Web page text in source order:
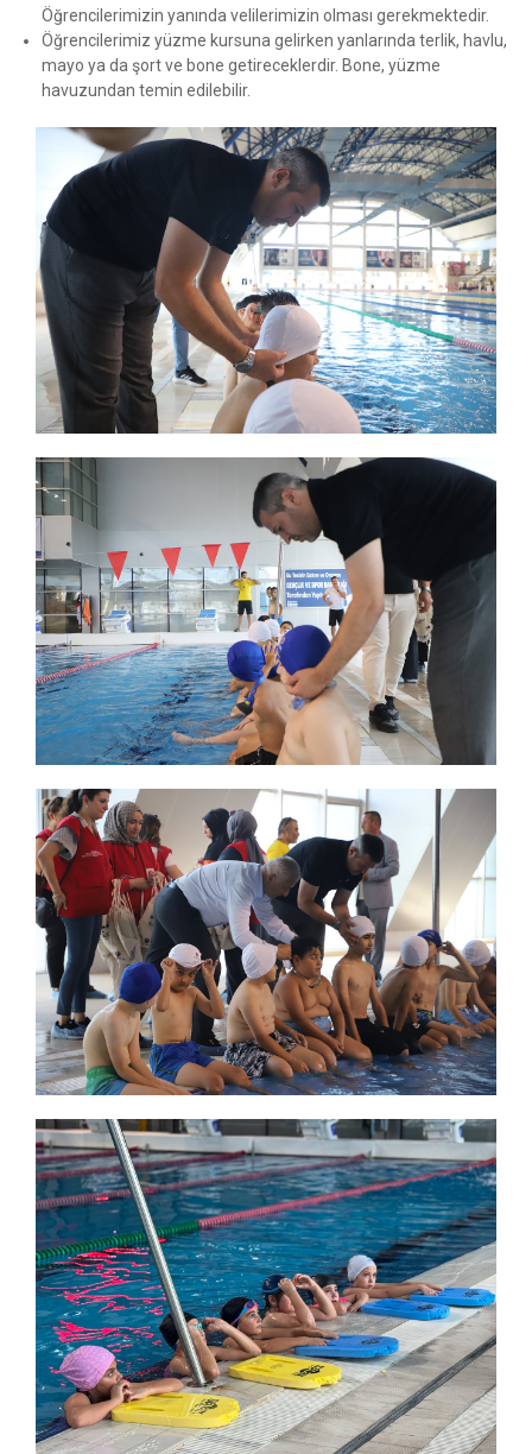
Öğrencilerimizin yanında velilerimizin olması gerekmektedir.
Öğrencilerimiz yüzme kursuna gelirken yanlarında terlik, havlu,
mayo ya da şort ve bone getireceklerdir. Bone, yüzme
havuzundan temin edilebilir.